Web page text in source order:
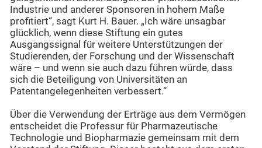
Industrie und anderer Sponsoren in hohem Maße
profitiert“, sagt Kurt H. Bauer. „Ich wäre unsagbar
glücklich, wenn diese Stiftung ein gutes
Ausgangssignal für weitere Unterstützungen der
Studierenden, der Forschung und der Wissenschaft
wäre – und wenn sie auch dazu führen würde, dass
sich die Beteiligung von Universitäten an
Patentangelegenheiten verbessert.“
Über die Verwendung der Erträge aus dem Vermögen
entscheidet die Professur für Pharmazeutische
Technologie und Biopharmazie gemeinsam mit dem